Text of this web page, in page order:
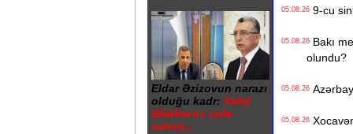
Eldar Əzizovun narazı
olduğu kadr: Xalid
Ələkbərov yola
salınır...
05.08.269-cu
05.08.26Bakı
olundu?
05.08.26
05.08.26